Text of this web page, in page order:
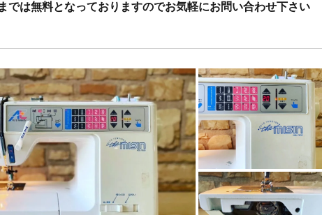
では無料となっておりますのでお気軽にお問い合わせ下さい